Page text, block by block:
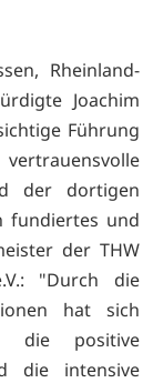
Rheinland-
Joachim
Führung
der dortigen
fundiertes und
der THW
"Durch die
hat sich
die positive
die intensive